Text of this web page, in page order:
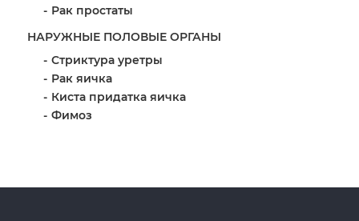
Рак простаты
НАРУЖНЫЕ ПОЛОВЫЕ ОРГАНЫ
Стриктура уретры
Рак яичка
Киста придатка яичка
Фимоз